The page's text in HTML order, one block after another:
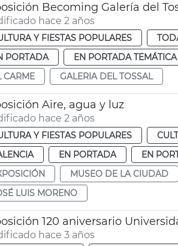
Becoming Galería del
hace 2 años
Y FIESTAS POPULARES
PORTADA
EN PORTADA TEMÁTICA
CARME
GALERIA DEL TOSSAL
Aire, agua y luz
hace 2 años
Y FIESTAS POPULARES
EN PORTADA EN
MUSEO DE LA CIUDAD
LUIS MORENO
120 aniversario
hace 3 años